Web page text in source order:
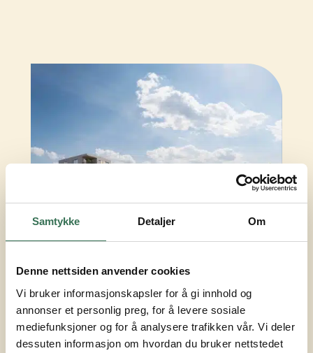
Samtykke Detaljer Om
Denne nettsiden anvender cookies
Vi bruker informasjonskapsler for å gi innhold og
annonser et personlig preg, for å levere sosiale
mediefunksjoner og for å analysere trafikken vår. Vi deler
dessuten informasjon om hvordan du bruker nettstedet
Under utvikling